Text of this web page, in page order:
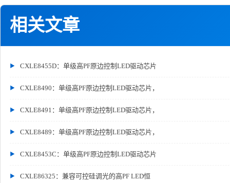
相关文章
CXLE8455D：单级高PF原边控制LED驱动芯片
CXLE8490：单级高PF原边控制LED驱动芯片，
CXLE8491：单级高PF原边控制LED驱动芯片，
CXLE8489：单级高PF原边控制LED驱动芯片，
CXLE8453C：单级高PF原边控制LED驱动芯片
CXLE86325：兼容可控硅调光的高PF LED恒